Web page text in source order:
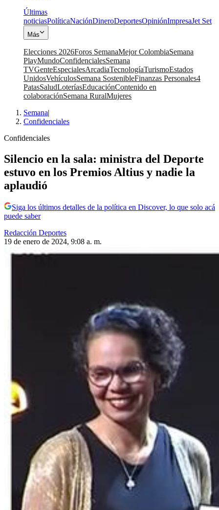
Últimas
noticiasPolíticaNaciónDineroDeportesOpiniónImpresaJet Set
Más
Elecciones 2026Foros SemanaMejor ColombiaSemana
PlayMundoConfidencialesSemana
TVGenteEspecialesArcadiaTecnologíaTurismoEstados
UnidosVehículosSemana SostenibleFinanzas Personales4
PatasSaludLoteríasEducaciónContenido en
colaboraciónSemana RuralMujeres
Semana|
Confidenciales
Confidenciales
Silencio en la sala: ministra del Deporte
estuvo en los Premios Altius y nadie la
aplaudió
Siga los últimos detalles de la política en Discover, lo que solo acá
puede saber
Redacción Deportes
19 de enero de 2024, 9:08 a. m.